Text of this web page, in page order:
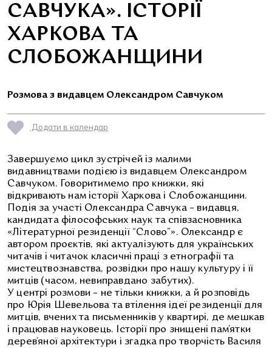
САВЧУКА». ІСТОРІЇ
ХАРКОВА ТА
СЛОБОЖАНЩИНИ
Розмова з видавцем Олександром Савчуком
Додати в календар
Завершуємо цикл зустрічей із малими
видавництвами подією із видавцем Олександром
Савчуком. Говоритимемо про книжки, які
відкривають нам історії Харкова і Слобожанщини.
Подія за участі Олександра Савчука – видавця,
кандидата філософських наук та співзасновника
«Літературної резиденції “Слово”». Олександр є
автором проєктів, які актуалізують для українських
читачів і читачок класичні праці з етнографії та
мистецтвознавства, розвідки про нашу культуру і її
митців (часом, невиправдано забутих).
У центрі розмови – не тільки книжки, а й розповідь
про Юрія Шевельова та втілення ідеї резиденції для
митців, вчених та письменників у квартирі, де мешкав
і працював науковець. Історії про знищені пам’ятки
дерев’яної архітектури і згадка про творчість Василя